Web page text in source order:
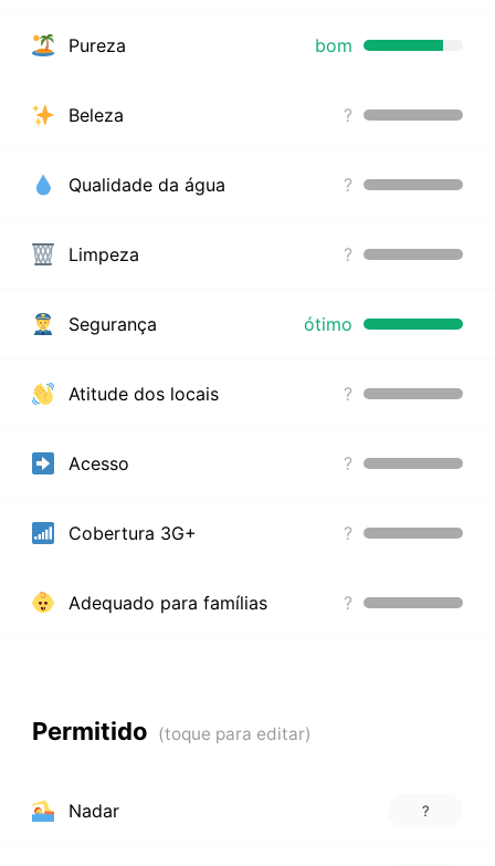
Pureza bom
Beleza ?
Qualidade da água ?
Limpeza ?
Segurança ótimo
Atitude dos locais ?
Acesso ?
Cobertura 3G+ ?
Adequado para famílias ?
Permitido
Nadar ?